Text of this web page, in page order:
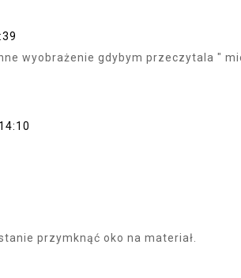
wyobrażenie gdybym przeczytala "
przymknąć oko na materiał.